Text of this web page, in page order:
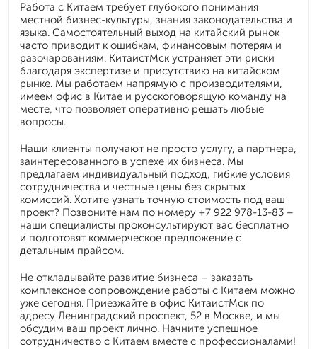
Работа с Китаем требует глубокого понимания
местной бизнес-культуры, знания законодательства и
языка. Самостоятельный выход на китайский рынок
часто приводит к ошибкам, финансовым потерям и
разочарованиям. КитаистМск устраняет эти риски
благодаря экспертизе и присутствию на китайском
рынке. Мы работаем напрямую с производителями,
имеем офис в Китае и русскоговорящую команду на
месте, что позволяет оперативно решать любые
вопросы.
Наши клиенты получают не просто услугу, а партнера,
заинтересованного в успехе их бизнеса. Мы
предлагаем индивидуальный подход, гибкие условия
сотрудничества и честные цены без скрытых
комиссий. Хотите узнать точную стоимость под ваш
проект? Позвоните нам по номеру +7 922 978-13-83 –
наши специалисты проконсультируют вас бесплатно
и подготовят коммерческое предложение с
детальным прайсом.
Не откладывайте развитие бизнеса – заказать
комплексное сопровождение работы с Китаем можно
уже сегодня. Приезжайте в офис КитаистМск по
адресу Ленинградский проспект, 52 в Москве, и мы
обсудим ваш проект лично. Начните успешное
сотрудничество с Китаем вместе с профессионалами!